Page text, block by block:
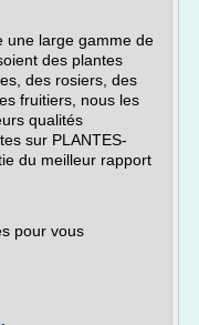
une large gamme de
des plantes
des rosiers, des
fruitiers, nous les
qualités
sur PLANTES-
du meilleur rapport
pour vous